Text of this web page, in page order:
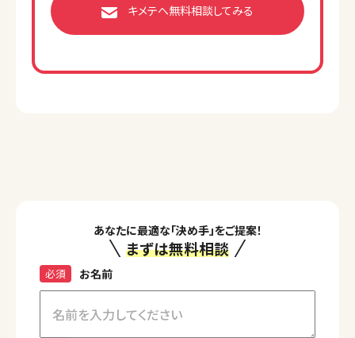
キメテへ無料相談してみる
あなたに最適な「決め手」をご提案！
まずは無料相談
お名前
必須